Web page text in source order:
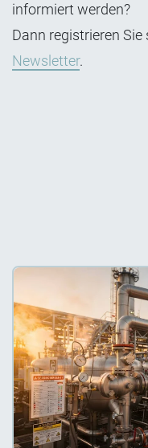
informiert werden?
Dann registrieren
Newsletter.